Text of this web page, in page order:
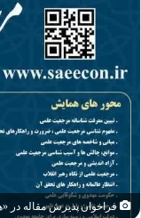
فراخوان پذیرش مقاله در